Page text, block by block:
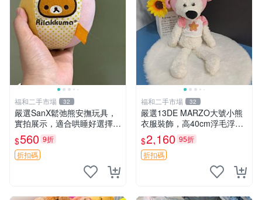
福和二手市場 32
嚴選SanX鬆弛熊安撫玩具，
實拍展示，適合哄睡好選擇
電腦玩具 安撫用品
$560 9折
折扣碼
福和二手市場 32
嚴選13DE MARZO大號小熊
衣服裝飾，高40cm浮毛浮
灰，詳觀後再拍。二手收藏請
珍惜。 13DE MARZO 二手
小熊 衣服裝飾
$2,160 95折
折扣碼